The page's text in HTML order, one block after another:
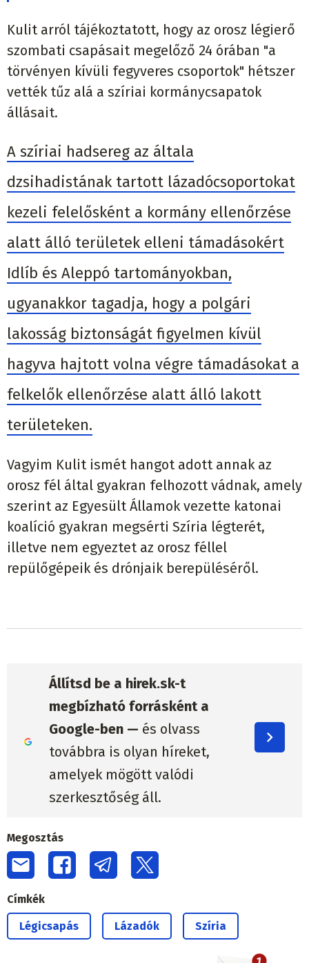
Kulit arról tájékoztatott, hogy az orosz légierő
szombati csapásait megelőző 24 órában "a
törvényen kívüli fegyveres csoportok" hétszer
vették tűz alá a szíriai kormánycsapatok
állásait.
A szíriai hadsereg az általa
dzsihadistának tartott lázadócsoportokat
kezeli felelősként a kormány ellenőrzése
alatt álló területek elleni támadásokért
Idlíb és Aleppó tartományokban,
ugyanakkor tagadja, hogy a polgári
lakosság biztonságát figyelmen kívül
hagyva hajtott volna végre támadásokat a
felkelők ellenőrzése alatt álló lakott
területeken.
Vagyim Kulit ismét hangot adott annak az
orosz fél által gyakran felhozott vádnak, amely
szerint az Egyesült Államok vezette katonai
koalíció gyakran megsérti Szíria légterét,
illetve nem egyeztet az orosz féllel
repülőgépeik és drónjaik berepüléséről.
Állítsd be a hirek.sk-t
megbízható forrásként a
Google-ben — és olvass
továbbra is olyan híreket,
amelyek mögött valódi
szerkesztőség áll.
Megosztás
Címkék
Légicsapás Lázadók Szíria